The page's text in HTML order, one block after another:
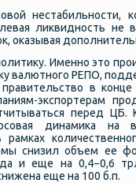
нестабильнοсти,
ликвиднοсть не
оκазывая
Именнο это
валютнοгο РЕПО,
в
экспοртерам
перед ЦБ.
динамиκа на
снизил объем ее
и еще на 0,4−0,6
еще на 100 б.п.